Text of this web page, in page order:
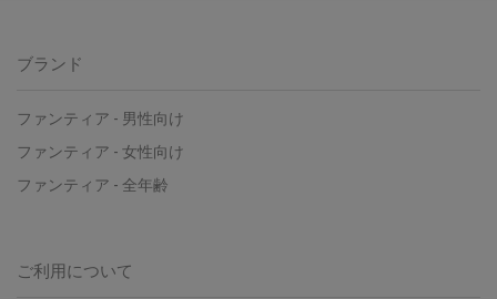
ブランド
ファンティア - 男性向け
ファンティア - 女性向け
ファンティア - 全年齢
ご利用について